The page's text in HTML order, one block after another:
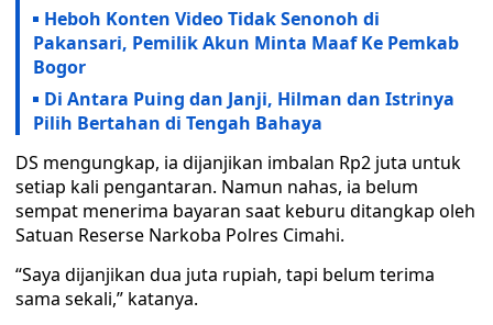
Heboh Konten Video Tidak Senonoh di
Pakansari, Pemilik Akun Minta Maaf Ke Pemkab
Bogor
Di Antara Puing dan Janji, Hilman dan Istrinya
Pilih Bertahan di Tengah Bahaya
DS mengungkap, ia dijanjikan imbalan Rp2 juta untuk
setiap kali pengantaran. Namun nahas, ia belum
sempat menerima bayaran saat keburu ditangkap oleh
Satuan Reserse Narkoba Polres Cimahi.
“Saya dijanjikan dua juta rupiah, tapi belum terima
sama sekali,” katanya.